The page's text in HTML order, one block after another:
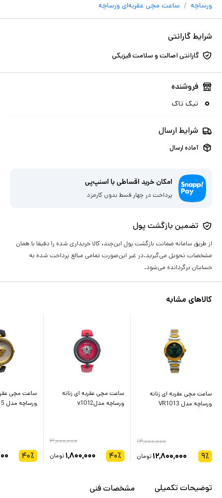
ورساچه / ساعت مچی عقربه‌ای ورساچه
شرایط گارانتی
گارانتی اصالت و سلامت فیزیکی
فروشنده
تیک تاک
شرایط ارسال
آماده ارسال
امکان خرید اقساطی با اسنپ‌پی
پرداخت در چهار قسط بدون کارمزد
تضمین بازگشت پول
از طریق سامانه ضمانت بازگشت پول این‌چند، کالا خریداری شده را دقیقا با همان
مشخصات تحویل می‌گیرید.در غیر این‌صورت تمامی مبالغ پرداخت شده به
حسابتان برگردانده می‌شود.
کالاهای مشابه
ساعت مچی عقربه ای زنانه
ورساچه مدل VR1013
۹٪
۱۴,۰۰۰,۰۰۰
۱۲,۸۰۰,۰۰۰ تومان
ساعت مچی عقربه ای زنانه
ورساچه مدلv1012
۴۰٪
۳,۰۰۰,۰۰۰
۱,۸۰۰,۰۰۰ تومان
ساعت مچی
ورساچه مدل v1015
۴۰٪
توضیحات تکمیلی مشخصات فنی